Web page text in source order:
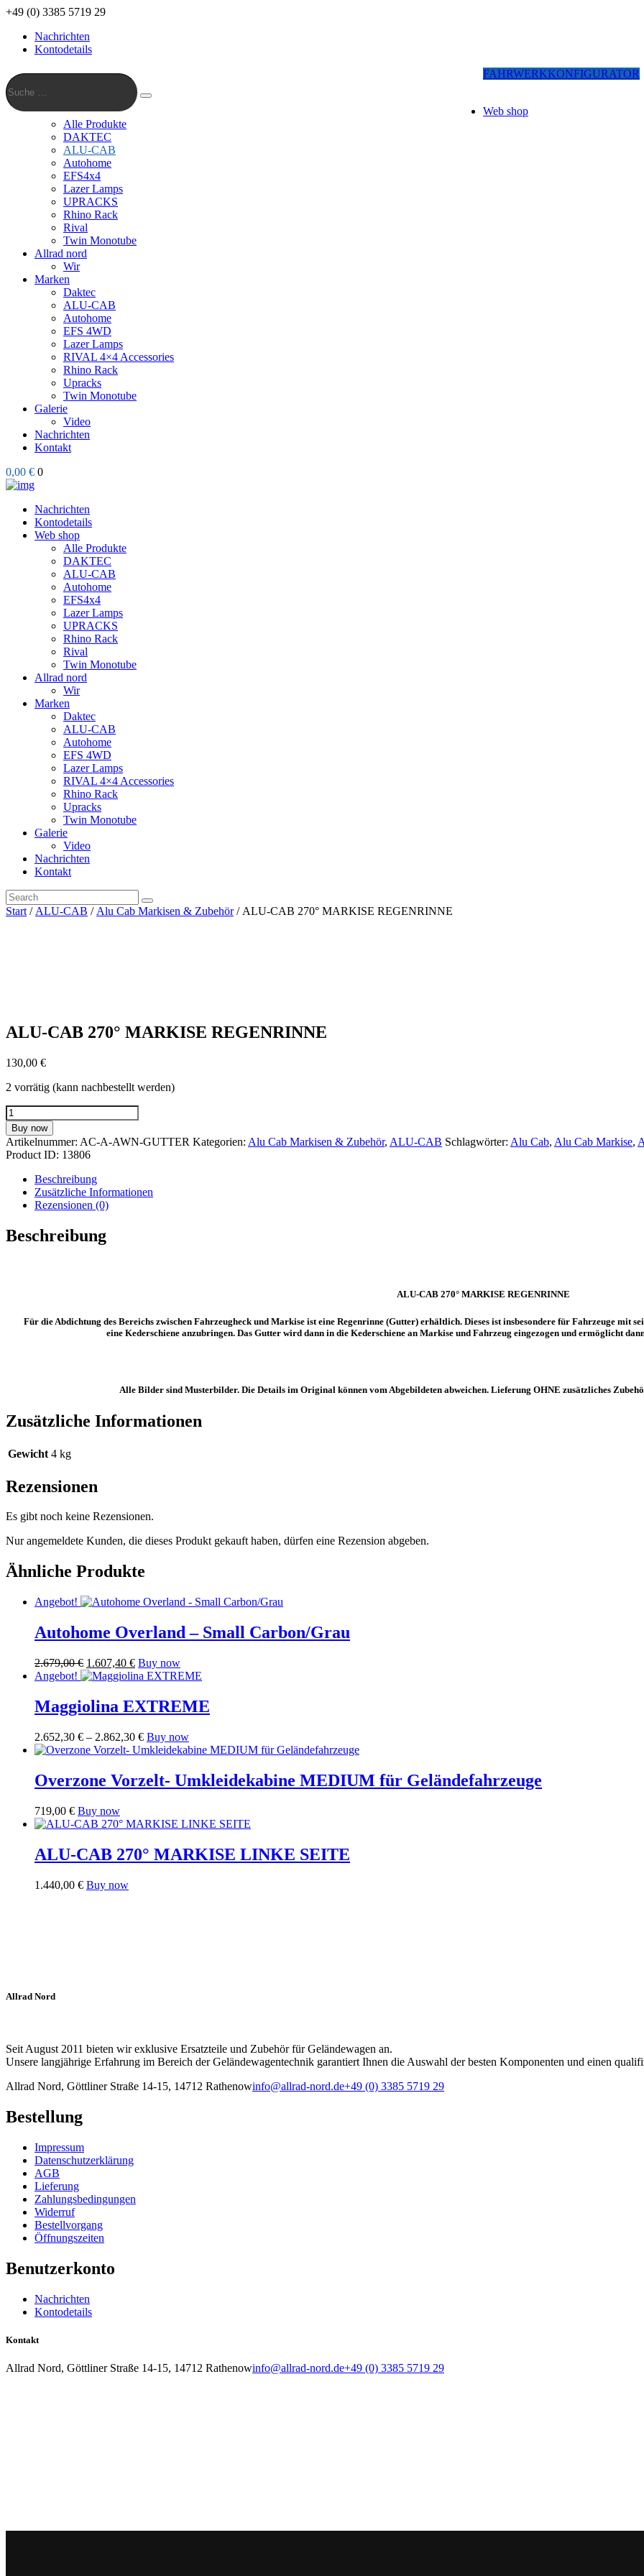
+49 (0) 3385 5719 29
Nachrichten
Kontodetails
Suche
…
Suche
FAHRWERKKONFIGURATOR
Web shop
Alle Produkte
DAKTEC
ALU-CAB
Autohome
EFS4x4
Lazer Lamps
UPRACKS
Rhino Rack
Rival
Twin Monotube
Allrad nord
Wir
Marken
Daktec
ALU-CAB
Autohome
EFS 4WD
Lazer Lamps
RIVAL 4×4 Accessories
Rhino Rack
Upracks
Twin Monotube
Galerie
Video
Nachrichten
Kontakt
0,00 € 0
Nachrichten
Kontodetails
Web shop
Alle Produkte
DAKTEC
ALU-CAB
Autohome
EFS4x4
Lazer Lamps
UPRACKS
Rhino Rack
Rival
Twin Monotube
Allrad nord
Wir
Marken
Daktec
ALU-CAB
Autohome
EFS 4WD
Lazer Lamps
RIVAL 4×4 Accessories
Rhino Rack
Upracks
Twin Monotube
Galerie
Video
Nachrichten
Kontakt
Start / ALU-CAB / Alu Cab Markisen & Zubehör/ ALU-CAB 270° MARKISE REGENRINNE
ALU-CAB 270° MARKISE REGENRINNE
130,00 €
2 vorrätig (kann nachbestellt werden)
ALU-
CAB
270°
MARKISE
REGENRINNE
Menge
Buy now
Artikelnummer: AC-A-AWN-GUTTER Kategorien: Alu Cab Markisen & Zubehör, ALU-CAB Schlagwörter: Alu Cab, Alu Cab Markise,
Product ID: 13806
Beschreibung
Zusätzliche Informationen
Rezensionen (0)
Beschreibung
ALU-CAB 270° MARKISE REGENRINNE
Für die Abdichtung des Bereichs zwischen Fahrzeugheck und Markise ist eine Regenrinne (Gutter) erhältlich. Dieses istinsbesonderefür Fahrzeuge mit
eine Kederschieneanzubringen. Das Gutterwird dann in die Kederschienean Markise und Fahrzeug eingezogen und ermöglicht
Alle Bilder sind Musterbilder. Die Details im Original können vom Abgebildeten abweichen. Lieferung OHNE zusätzliches
Zusätzliche Informationen
Gewicht 4 kg
Rezensionen
Es gibt noch keine Rezensionen.
Nur angemeldete Kunden, die dieses Produkt gekauft haben, dürfen eine Rezension abgeben.
Ähnliche Produkte
Angebot!
Autohome Overland – Small Carbon/Grau
2.679,00€ Ursprünglicher
Preis
2.679,00 €
1.607,40 €Aktueller
Preis
1.607,40 €.
Buy now
Angebot!
Maggiolina EXTREME
2.652,30 € – 2.862,30 €Preisspanne:
2.652,30 €
2.862,30 €
Buy nowDieses
Produkt
mehrere
Varianten
Optionen
auf
der
Overzone Vorzelt- Umkleidekabine MEDIUM für Geländefahrzeuge
719,00 € Buy nowDieses
Produkt
mehrere
Varianten
Die
ALU-CAB 270° MARKISE LINKE SEITE
1.440,00 € Buy now
Allrad Nord
Seit August 2011 bieten wir exklusive Ersatzteile und Zubehör für Geländewagen an.
Unsere langjährige Erfahrung im Bereich der Geländewagentechnik garantiert Ihnen die Auswahl der besten Komponenten und einen
Allrad Nord, Göttliner Straße 14-15, 14712 Rathenowinfo@allrad-nord.de+49 (0) 3385 5719 29
Bestellung
Impressum
Datenschutzerklärung
AGB
Lieferung
Zahlungsbedingungen
Widerruf
Bestellvorgang
Öffnungszeiten
Benutzerkonto
Nachrichten
Kontodetails
Kontakt
Allrad Nord, Göttliner Straße 14-15, 14712 Rathenowinfo@allrad-nord.de+49 (0) 3385 5719 29